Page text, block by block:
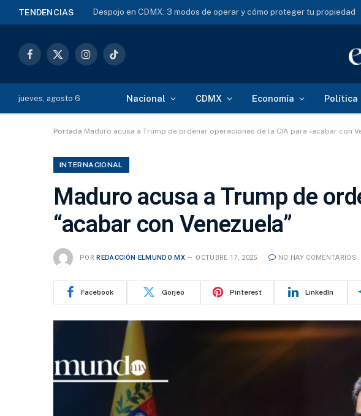
TENDENCIAS Despojo en CDMX: 3 modos de operar y cómo proteger tu propiedad
Facebook
X
InstagramTikTok
jueves, agosto 6 Nacional CDMX Economía Política
Portada Maduro acusa a Trump de ordenar operaciones de la CIA para «acabar con
INTERNACIONAL
Maduro acusa a Trump de
“acabar con Venezuela”
POR REDACCIÓN ELMUNDO MX OCTUBRE 17, 2025 NO HAY COMENTARIOS
Facebook Gorjeo Pinterest LinkedIn